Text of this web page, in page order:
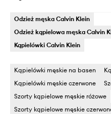
Odzież męska Calvin Klein
Odzież kąpielowa męska Calvin
Kąpielówki Calvin Klein
Kąpielówki męskie na basen
Kąpielówki męskie czerwone
Szorty kąpielowe męskie różowe
Szorty kąpielowe męskie